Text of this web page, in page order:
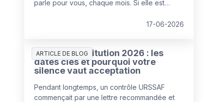
parle pour vous, chaque mois. Si elle est
elle alimente directement les anomalies qui
17-06-2026
ARTICLE DE BLOG
DSN de substitution 2026 : les
dates clés et pourquoi votre
silence vaut acceptation
Pendant longtemps, un contrôle URSSAF
commençait par une lettre recommandée et